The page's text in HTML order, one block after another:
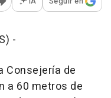
Abrir opciones para
-
Consejería de
a 60 metros de